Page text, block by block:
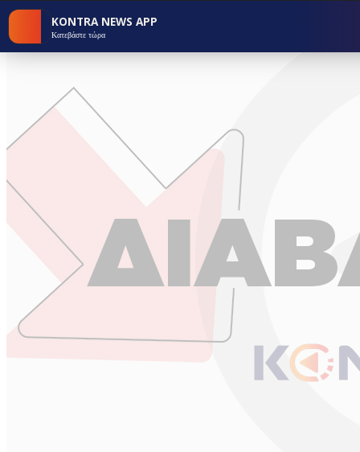
KONTRA NEWS APP
Κατεβάστε τώρα